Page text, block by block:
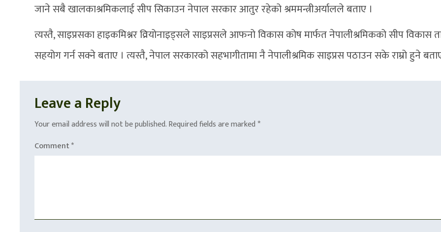
जाने सबै खालकाश्रमिकलाई सीप सिकाउन नेपाल सरकार आतुर रहेको श्रममन्त्रीअर्यालले बताए ।
त्यस्तै, साइप्रसका हाइकमिश्नर व्रियोनाइड्सले साइप्रसले आफनो विकास कोष मार्फत नेपालीश्रमिकको सीप विकास
सहयोग गर्न सक्ने बताए । त्यस्तै, नेपाल सरकारको सहभागीतामा नै नेपालीश्रमिक साइप्रस पठाउन सके राम्रो हुने
Leave a Reply
Your email address will not be published.Required fields are marked *
Comment*